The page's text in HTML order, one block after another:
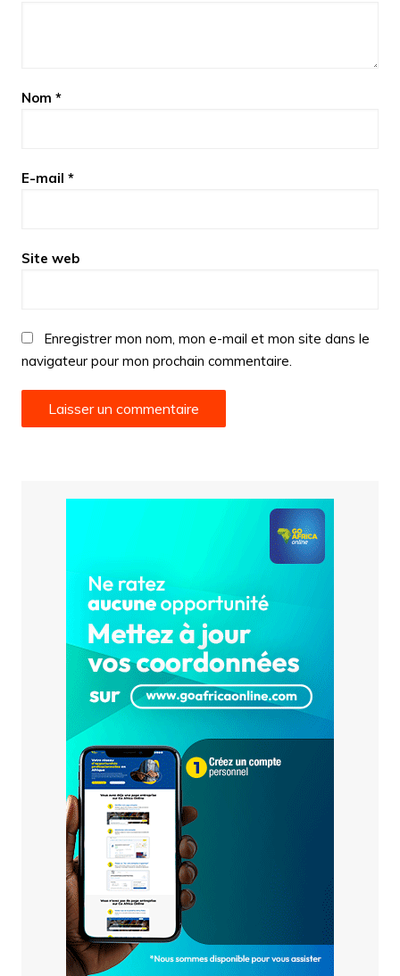
Nom *
E-mail *
Site web
Enregistrer mon nom, mon e-mail et mon site dans le
navigateur pour mon prochain commentaire.